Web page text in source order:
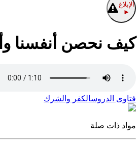
الإبلاغ
►
كيف نحصن أنفسنا
فتاوى الدروسالكفر والشرك
مواد ذات صلة